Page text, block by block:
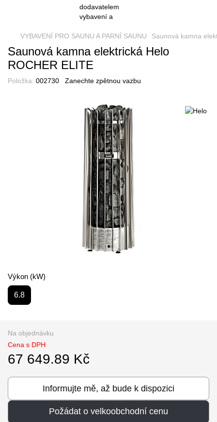
VYBAVENÍ PRO SAUNU A PARNÍ SAUNU Saunová kamna
Saunová kamna elektrická Helo
ROCHER ELITE
Položka: 002730 Zanechte zpětnou vazbu
Výkon (kW)
6.8
Na objednávku
Cena s DPH
67 649.89 Kč
Informujte mě, až bude k dispozici
Požádat o velkoobchodní cenu